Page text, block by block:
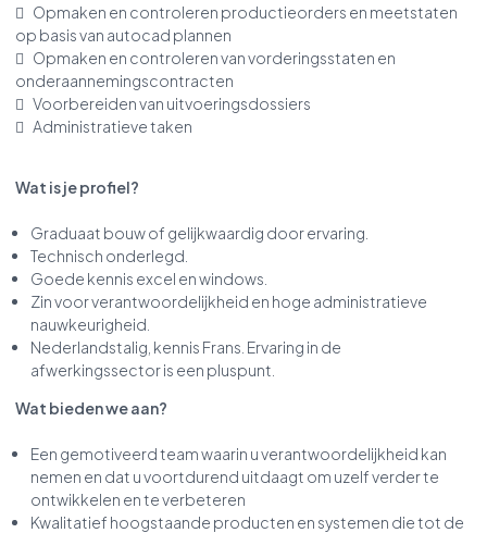
 Opmaken en controleren productieorders en meetstaten
op basis van autocad plannen
 Opmaken en controleren van vorderingsstaten en
onderaannemingscontracten
 Voorbereiden van uitvoeringsdossiers
 Administratieve taken
Wat is je profiel?
Graduaat bouw of gelijkwaardig door ervaring.
Technisch onderlegd.
Goede kennis excel en windows.
Zin voor verantwoordelijkheid en hoge administratieve
nauwkeurigheid.
Nederlandstalig, kennis Frans. Ervaring in de
afwerkingssector is een pluspunt.
Wat bieden we aan?
Een gemotiveerd team waarin u verantwoordelijkheid kan
nemen en dat u voortdurend uitdaagt om uzelf verder te
ontwikkelen en te verbeteren
Kwalitatief hoogstaande producten en systemen die tot de